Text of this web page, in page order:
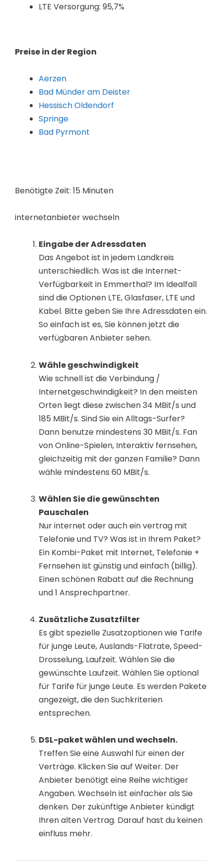
LTE Versorgung: 95,7%
Preise in der Region
Aerzen
Bad Münder am Deister
Hessisch Oldendorf
Springe
Bad Pyrmont
Benötigte Zeit: 15 Minuten
internetanbieter wechseln
Eingabe der Adressdaten
Das Angebot ist in jedem Landkreis
unterschiedlich. Was ist die Internet-
Verfügbarkeit in Emmerthal? Im Idealfall
sind die Optionen LTE, Glasfaser, LTE und
Kabel. Bitte geben Sie Ihre Adressdaten ein.
So einfach ist es, Sie können jetzt die
verfügbaren Anbieter sehen.
Wähle geschwindigkeit
Wie schnell ist die Verbindung /
Internetgeschwindigkeit? In den meisten
Orten liegt diese zwischen 34 MBit/s und
185 MBit/s. Sind Sie ein Alltags-Surfer?
Dann benutze mindestens 30 MBit/s. Fan
von Online-Spielen, Interaktiv fernsehen,
gleichzeitig mit der ganzen Familie? Dann
wähle mindestens 60 MBit/s.
Wählen Sie die gewünschten
Pauschalen
Nur internet oder auch ein vertrag mit
Telefonie und TV? Was ist in Ihrem Paket?
Ein Kombi-Paket mit Internet, Telefonie +
Fernsehen ist günstig und einfach (billig).
Einen schönen Rabatt auf die Rechnung
und 1 Ansprechpartner.
Zusätzliche Zusatzfilter
Es gibt spezielle Zusatzoptionen wie Tarife
für junge Leute, Auslands-Flatrate, Speed-
Drosselung, Laufzeit. Wählen Sie die
gewünschte Laufzeit. Wählen Sie optional
für Tarife für junge Leute. Es werden Pakete
angezeigt, die den Suchkriterien
entsprechen.
DSL-paket wählen und wechseln.
Treffen Sie eine Auswahl für einen der
Verträge. Klicken Sie auf Weiter. Der
Anbieter benötigt eine Reihe wichtiger
Angaben. Wechseln ist einfacher als Sie
denken. Der zukünftige Anbieter kündigt
Ihren alten Vertrag. Darauf hast du keinen
einfluss mehr.